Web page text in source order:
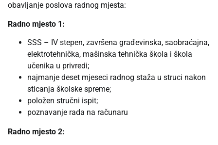
obavljanje poslova radnog mjesta:
Radno mjesto 1:
SSS – IV stepen, završena građevinska, saobraćajna,
elektrotehnička, mašinska tehnička škola i škola
učenika u privredi;
najmanje deset mjeseci radnog staža u struci nakon
sticanja školske spreme;
položen stručni ispit;
poznavanje rada na računaru
Radno mjesto 2: